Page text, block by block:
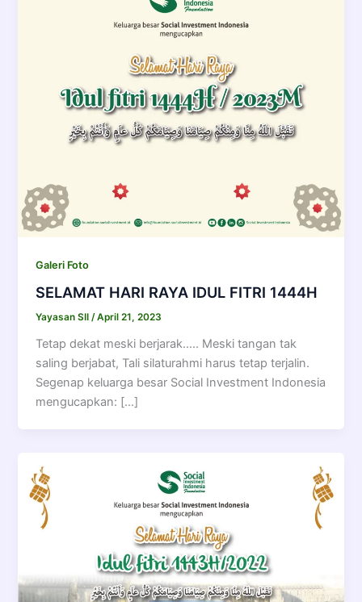
Galeri Foto
SELAMAT HARI RAYA IDUL FITRI 1444H
Yayasan SII/April 21, 2023
Tetap dekat meski berjarak….. Meski tangan tak
saling berjabat, Tali silaturahmi harus tetap terjalin.
Segenap keluarga besar Social Investment Indonesia
mengucapkan: […]